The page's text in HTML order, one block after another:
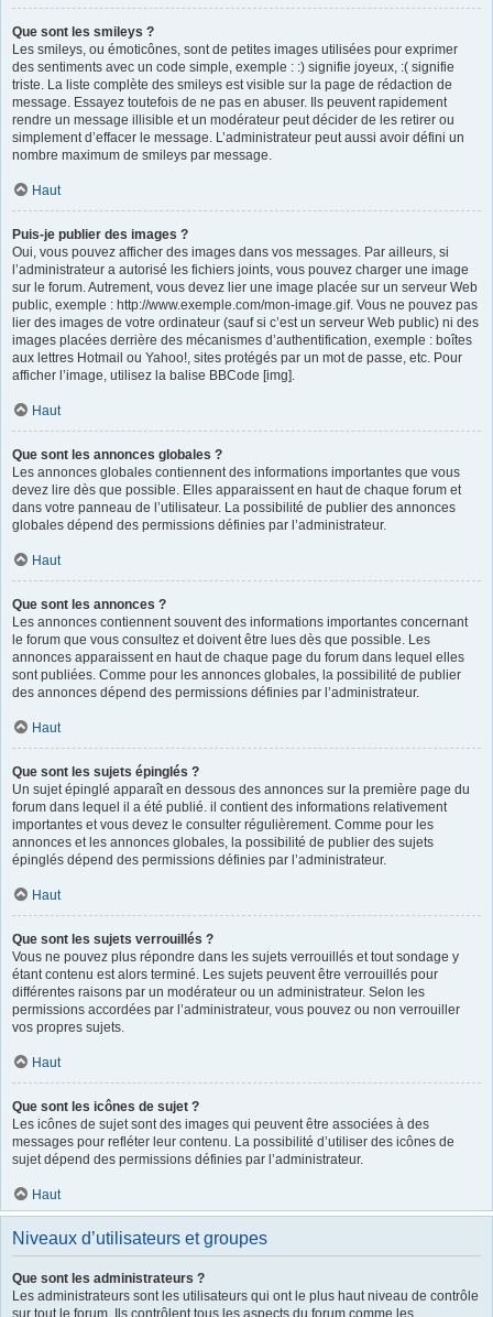
Que sont les smileys ?
Les smileys, ou émoticônes, sont de petites images utilisées pour exprimer
des sentiments avec un code simple, exemple : :) signifie joyeux, :( signifie
triste. La liste complète des smileys est visible sur la page de rédaction de
message. Essayez toutefois de ne pas en abuser. Ils peuvent rapidement
rendre un message illisible et un modérateur peut décider de les retirer ou
simplement d’effacer le message. L’administrateur peut aussi avoir défini un
nombre maximum de smileys par message.
Haut
Puis-je publier des images ?
Oui, vous pouvez afficher des images dans vos messages. Par ailleurs, si
l’administrateur a autorisé les fichiers joints, vous pouvez charger une image
sur le forum. Autrement, vous devez lier une image placée sur un serveur Web
public, exemple : http://www.exemple.com/mon-image.gif. Vous ne pouvez pas
lier des images de votre ordinateur (sauf si c’est un serveur Web public) ni des
images placées derrière des mécanismes d’authentification, exemple : boîtes
aux lettres Hotmail ou Yahoo!, sites protégés par un mot de passe, etc. Pour
afficher l’image, utilisez la balise BBCode [img].
Haut
Que sont les annonces globales ?
Les annonces globales contiennent des informations importantes que vous
devez lire dès que possible. Elles apparaissent en haut de chaque forum et
dans votre panneau de l’utilisateur. La possibilité de publier des annonces
globales dépend des permissions définies par l’administrateur.
Haut
Que sont les annonces ?
Les annonces contiennent souvent des informations importantes concernant
le forum que vous consultez et doivent être lues dès que possible. Les
annonces apparaissent en haut de chaque page du forum dans lequel elles
sont publiées. Comme pour les annonces globales, la possibilité de publier
des annonces dépend des permissions définies par l’administrateur.
Haut
Que sont les sujets épinglés ?
Un sujet épinglé apparaît en dessous des annonces sur la première page du
forum dans lequel il a été publié. il contient des informations relativement
importantes et vous devez le consulter régulièrement. Comme pour les
annonces et les annonces globales, la possibilité de publier des sujets
épinglés dépend des permissions définies par l’administrateur.
Haut
Que sont les sujets verrouillés ?
Vous ne pouvez plus répondre dans les sujets verrouillés et tout sondage y
étant contenu est alors terminé. Les sujets peuvent être verrouillés pour
différentes raisons par un modérateur ou un administrateur. Selon les
permissions accordées par l’administrateur, vous pouvez ou non verrouiller
vos propres sujets.
Haut
Que sont les icônes de sujet ?
Les icônes de sujet sont des images qui peuvent être associées à des
messages pour refléter leur contenu. La possibilité d’utiliser des icônes de
sujet dépend des permissions définies par l’administrateur.
Haut
Niveaux d’utilisateurs et groupes
Que sont les administrateurs ?
Les administrateurs sont les utilisateurs qui ont le plus haut niveau de contrôle
sur tout le forum. Ils contrôlent tous les aspects du forum comme les